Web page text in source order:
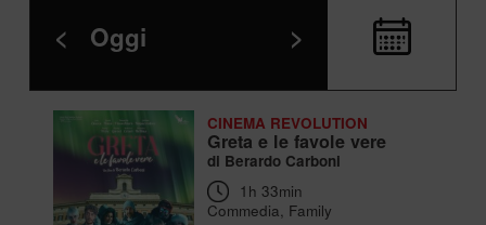
< Oggi >
CINEMA REVOLUTION
Greta e le favole vere
di Berardo Carboni
1h 33min
Commedia, Family